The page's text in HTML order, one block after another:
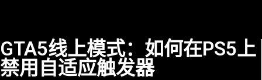
GTA5线上模式：如何在PS5上
禁用自适应触发器